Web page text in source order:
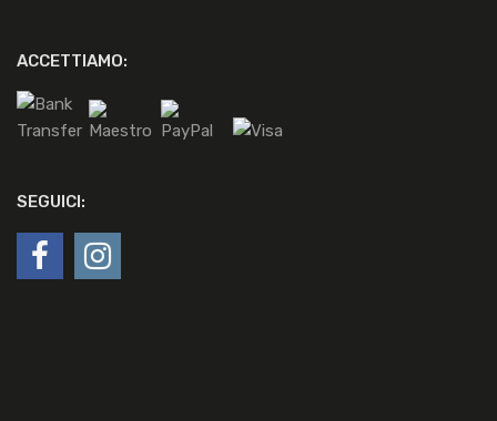
ACCETTIAMO:
SEGUICI: